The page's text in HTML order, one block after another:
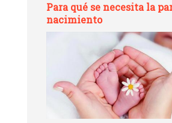
Para qué se necesita la
nacimiento